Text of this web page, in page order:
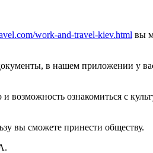
work-and-travel-kiev.html вы
в нашем приложении у
и возможность ознакомиться с
вы сможете принести обществу.